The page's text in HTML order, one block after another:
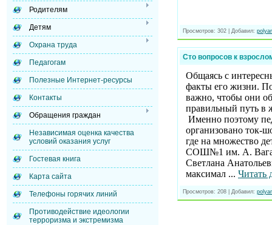
Родителям
Детям
Охрана труда
Педагогам
Полезные Интернет-ресурсы
Контакты
Обращения граждан
Независимая оценка качества
условий оказания услуг
Гостевая книга
Карта сайта
Телефоны горячих линий
Противодействие идеологии
терроризма и экстремизма
Просмотров: 302 Добавил:
Сто вопросов к
Общаясь с
факты его жизни.
важно, чтобы они
правильный путь в
Именно поэтому
организовано ток-
где на множество
СОШ№1 им. А.
Светлана
максимал ... Читать
Просмотров: 208 Добавил: